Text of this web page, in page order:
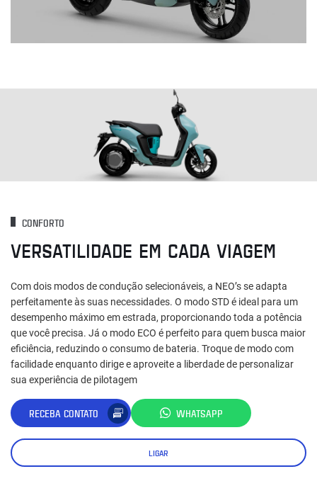
CONFORTO
VERSATILIDADE EM CADA VIAGEM
Com dois modos de condução selecionáveis, a NEO’s se adapta
perfeitamente às suas necessidades. O modo STD é ideal para um
desempenho máximo em estrada, proporcionando toda a potência
que você precisa. Já o modo ECO é perfeito para quem busca maior
eficiência, reduzindo o consumo de bateria. Troque de modo com
facilidade enquanto dirige e aproveite a liberdade de personalizar
sua experiência de pilotagem
RECEBA CONTATO WHATSAPP
LIGAR